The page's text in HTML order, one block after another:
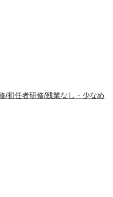
/初任者研修/残業なし・少なめ